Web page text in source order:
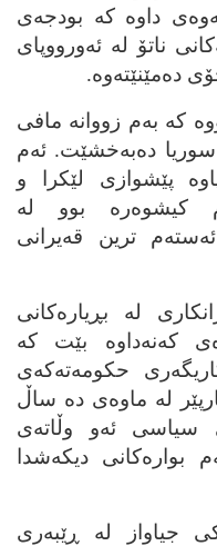
داوه‌ که‌ بودجه‌ی
ناتۆ له‌ ئه‌ورووپای
ده‌مێنێته‌وه‌.
که‌ به‌م زووانه‌ مافی
ئاواره‌ی سوریا ده‌به‌خشێت. ئه‌م
پێشوازی لێکرا و
کیشوه‌ره‌ بوو له‌
ترین قه‌یرانی
له‌ بڕیاره‌کانی
که‌نه‌داوه‌ بێت که‌
حکومه‌ته‌که‌ی
له‌ ماوه‌ی ده‌ ساڵ
سیاسی ئه‌و وڵاته‌ی
بواره‌کانی دیکه‌شدا
جیاواز له‌ ڕێبه‌ری